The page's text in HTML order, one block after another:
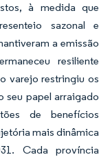
à medida que
sazonal e
a emissão
resiliente
varejo restringiu os
seu papel arraigado
de benefícios
mais dinâmica
Cada província